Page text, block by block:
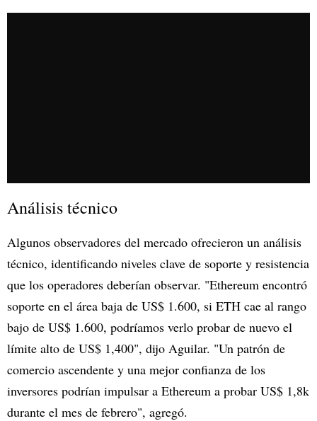
Análisis técnico
Algunos observadores del mercado ofrecieron un análisis
técnico, identificando niveles clave de soporte y resistencia
que los operadores deberían observar. "Ethereum encontró
soporte en el área baja de US$ 1.600, si ETH cae al rango
bajo de US$ 1.600, podríamos verlo probar de nuevo el
límite alto de US$ 1,400", dijo Aguilar. "Un patrón de
comercio ascendente y una mejor confianza de los
inversores podrían impulsar a Ethereum a probar US$ 1,8k
durante el mes de febrero", agregó.